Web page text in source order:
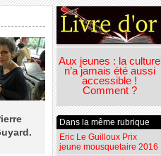
Aux jeunes : la culture
n’a jamais été aussi
accessible !
Comment ?
Dans la même rubrique
Eric Le Guilloux Prix
jeune mousquetaire 2016